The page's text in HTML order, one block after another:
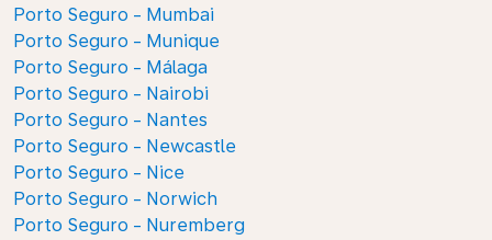
Porto Seguro - Mumbai
Porto Seguro - Munique
Porto Seguro - Málaga
Porto Seguro - Nairobi
Porto Seguro - Nantes
Porto Seguro - Newcastle
Porto Seguro - Nice
Porto Seguro - Norwich
Porto Seguro - Nuremberg